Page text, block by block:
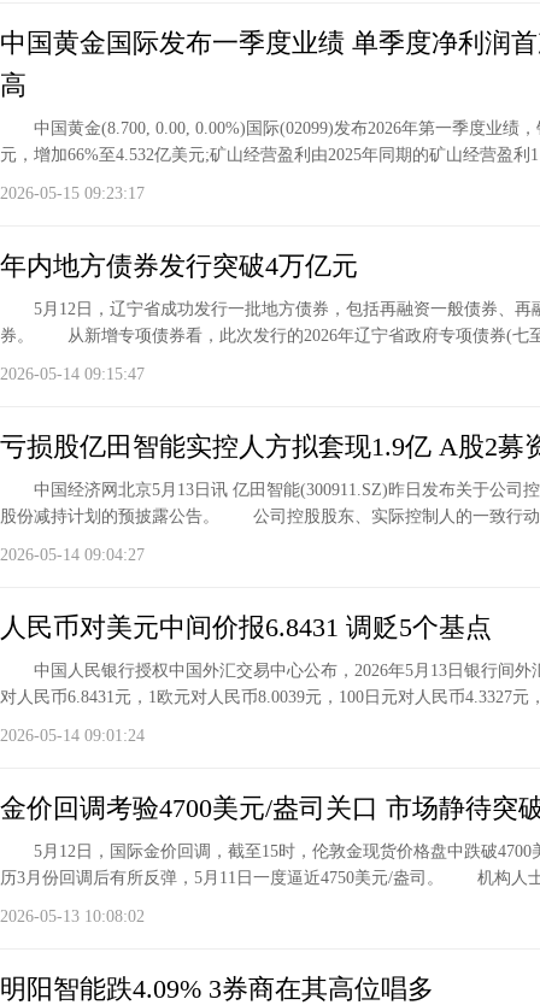
中国黄金国际发布一季度业绩 单季度净利润
高
中国黄金(8.700, 0.00, 0.00%)国际(02099)发布2026年第一季度业绩，
元，增加66%至4.532亿美元;矿山经营盈利由2025年同期的矿山经营盈利
2026-05-15 09:23:17
年内地方债券发行突破4万亿元
5月12日，辽宁省成功发行一批地方债券，包括再融资一般债券、再
券。 从新增专项债券看，此次发行的2026年辽宁省政府专项债券(七
2026-05-14 09:15:47
亏损股亿田智能实控人方拟套现1.9亿 A股2募
中国经济网北京5月13日讯 亿田智能(300911.SZ)昨日发布关于公司
股份减持计划的预披露公告。 公司控股股东、实际控制人的一致行动
2026-05-14 09:04:27
人民币对美元中间价报6.8431 调贬5个基点
中国人民银行授权中国外汇交易中心公布，2026年5月13日银行间外
对人民币6.8431元，1欧元对人民币8.0039元，100日元对人民币4.3327元
2026-05-14 09:01:24
金价回调考验4700美元/盎司关口 市场静待突
5月12日，国际金价回调，截至15时，伦敦金现货价格盘中跌破4700
历3月份回调后有所反弹，5月11日一度逼近4750美元/盎司。 机构人
2026-05-13 10:08:02
明阳智能跌4.09% 3券商在其高位唱多